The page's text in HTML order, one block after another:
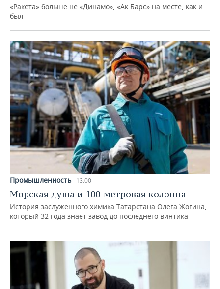
«Ракета» больше не «Динамо», «Ак Барс» на месте, как и
был
Промышленность 13:00
Морская душа и 100-метровая колонна
История заслуженного химика Татарстана Олега Жогина,
который 32 года знает завод до последнего винтика